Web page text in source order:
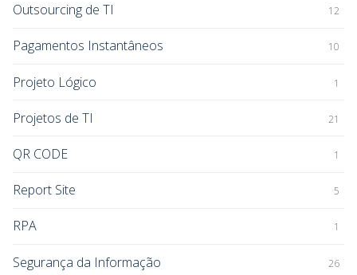
Outsourcing de TI 12
Pagamentos Instantâneos 10
Projeto Lógico 1
Projetos de TI 21
QR CODE 1
Report Site 5
RPA 1
Segurança da Informação 26